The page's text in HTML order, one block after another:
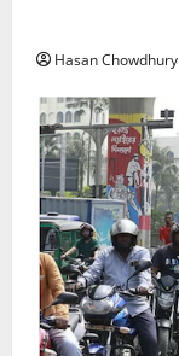
Hasan Chowdhury